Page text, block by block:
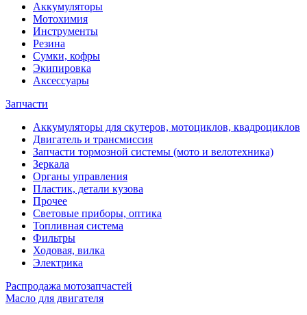
Аккумуляторы
Мотохимия
Инструменты
Резина
Сумки, кофры
Экипировка
Аксессуары
Запчасти
Аккумуляторы для скутеров, мотоциклов, квадроциклов
Двигатель и трансмиссия
Запчасти тормозной системы (мото и велотехника)
Зеркала
Органы управления
Пластик, детали кузова
Прочее
Световые приборы, оптика
Топливная система
Фильтры
Ходовая, вилка
Электрика
Распродажа мотозапчастей
Масло для двигателя